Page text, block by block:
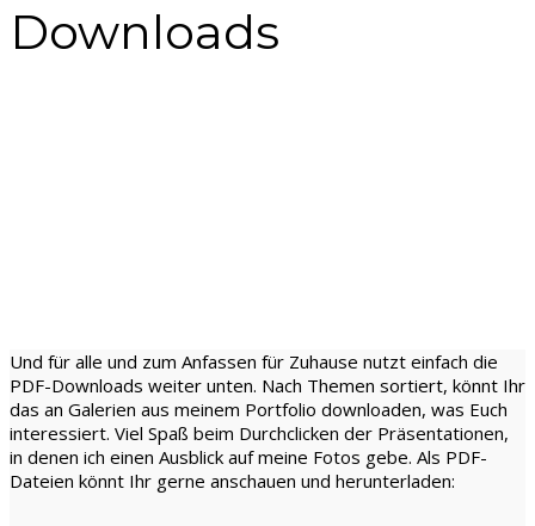
Downloads
Und für alle und zum Anfassen für Zuhause nutzt einfach die
PDF-Downloads weiter unten. Nach Themen sortiert, könnt Ihr
das an Galerien aus meinem Portfolio downloaden, was Euch
interessiert. Viel Spaß beim Durchclicken der Präsentationen,
in denen ich einen Ausblick auf meine Fotos gebe. Als PDF-
Dateien könnt Ihr gerne anschauen und herunterladen: